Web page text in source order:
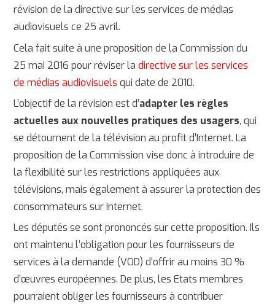
révision de la directive sur les services de médias
audiovisuels ce 25 avril.
Cela fait suite à une proposition de la Commission du
25 mai 2016 pour réviser ladirective sur les services
de médias audiovisuels qui date de 2010.
L’objectif de la révision est d’adapter les règles
actuelles aux nouvelles pratiques des usagers, qui
se détournent de la télévision au profit d’Internet. La
proposition de la Commission vise donc à introduire de
la flexibilité sur les restrictions appliquées aux
télévisions, mais également à assurer la protection des
consommateurs sur Internet.
Les députés se sont prononcés sur cette proposition. Ils
ont maintenu l’obligation pour les fournisseurs de
services à la demande (VOD) d’offrir au moins 30 %
d’œuvres européennes. De plus, les Etats membres
pourraient obliger les fournisseurs à contribuer